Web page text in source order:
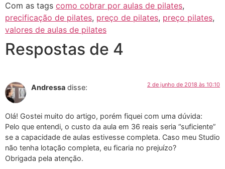
Com as tags como cobrar por aulas de pilates,
precificação de pilates, preço de pilates, preço pilates,
valores de aulas de pilates
Respostas de 4
Andressa disse: 2 de junho de 2018 às 10:10
Olá! Gostei muito do artigo, porém fiquei com uma dúvida:
Pelo que entendi, o custo da aula em 36 reais seria “suficiente”
se a capacidade de aulas estivesse completa. Caso meu Studio
não tenha lotação completa, eu ficaria no prejuízo?
Obrigada pela atenção.